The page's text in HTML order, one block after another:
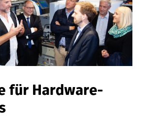
für Hardware-